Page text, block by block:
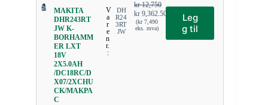
MAKITA
DHR243RT
JW K-
BORHAMM
ER LXT
18V
2X5.0AH
/DC18RC/D
X07/2XCHU
CK/MAKPA
C
V
a
r
e
n
r.
:
DH
R24
3RT
JW
kr12,750
kr 9,362.50
(kr7,490
eks. mva)
Leg
g til